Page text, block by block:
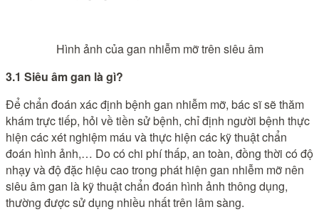
Hình ảnh của gan nhiễm mỡ trên siêu âm
3.1 Siêu âm gan là gì?
Để chẩn đoán xác định bệnh gan nhiễm mỡ, bác sĩ sẽ thăm
khám trực tiếp, hỏi về tiền sử bệnh, chỉ định người bệnh thực
hiện các xét nghiệm máu và thực hiện các kỹ thuật chẩn
đoán hình ảnh,… Do có chi phí thấp, an toàn, đồng thời có độ
nhạy và độ đặc hiệu cao trong phát hiện gan nhiễm mỡ nên
siêu âm gan là kỹ thuật chẩn đoán hình ảnh thông dụng,
thường được sử dụng nhiều nhất trên lâm sàng.